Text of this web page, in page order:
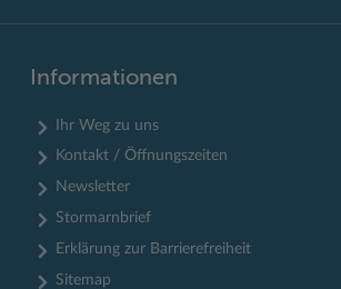
Informationen
Ihr Weg zu uns
Kontakt / Öffnungszeiten
Newsletter
Stormarnbrief
Erklärung zur Barrierefreiheit
Sitemap